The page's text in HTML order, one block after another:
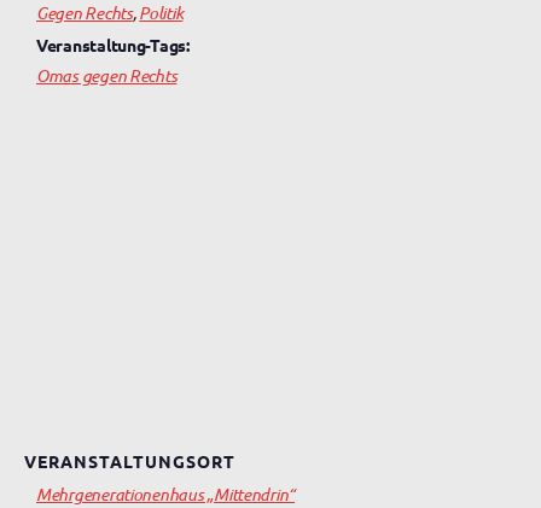
Gegen Rechts,Politik
Veranstaltung-Tags:
Omas gegen Rechts
VERANSTALTUNGSORT
Mehrgenerationenhaus „Mittendrin“